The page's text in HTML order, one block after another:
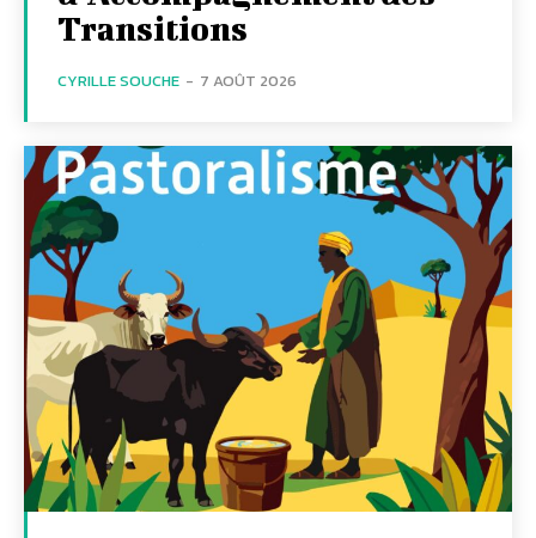
Transitions
CYRILLE SOUCHE - 7 AOÛT 2026